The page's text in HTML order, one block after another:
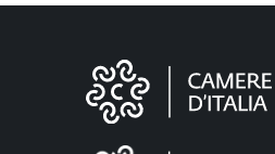
Informazioni